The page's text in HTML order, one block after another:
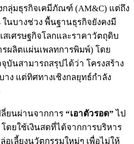
ลุ่มธุรกิจเคมีภัณฑ์ (AM&C) แต่ถึง
ในบางช่วง พื้นฐานธุรกิจยังคงมี
เศรษฐกิจโลกและราคาวัตถุดิบ
ผลิตแผ่นเพลทการพิมพ์) โดย
บันสามารถสรุปได้ว่า โครงสร้าง
าง แต่ทิศทางเชิงกลยุทธ์กำลัง
ลี่ยนผ่านจากการ “เอาตัวรอด” ไป
โดยใช้เงินสดที่ได้จากการบริหาร
เลี้ยงนวัตกรรมใหม่ๆ เพื่อไม่ให้